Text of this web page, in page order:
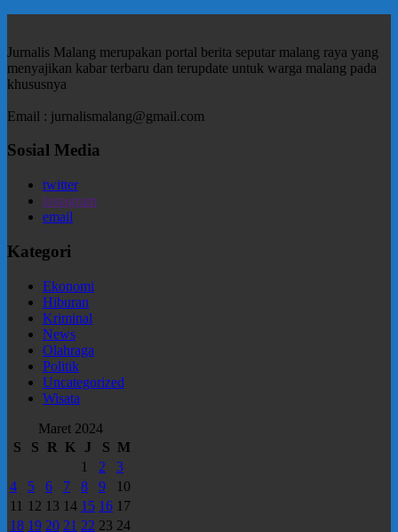
Jurnalis Malang merupakan portal berita seputar malang raya yang
menyajikan kabar terbaru dan terupdate untuk warga malang pada
khususnya
Email : jurnalismalang@gmail.com
Sosial Media
twitter
instagram
email
Kategori
Ekonomi
Hiburan
Kriminal
News
Olahraga
Politik
Uncategorized
Wisata
Maret 2024
S
S R K J S M
1
2
3
4
5 6 7 8 9
10
11 12 13 14 15 16 17
18 19 20 21 22 23 24